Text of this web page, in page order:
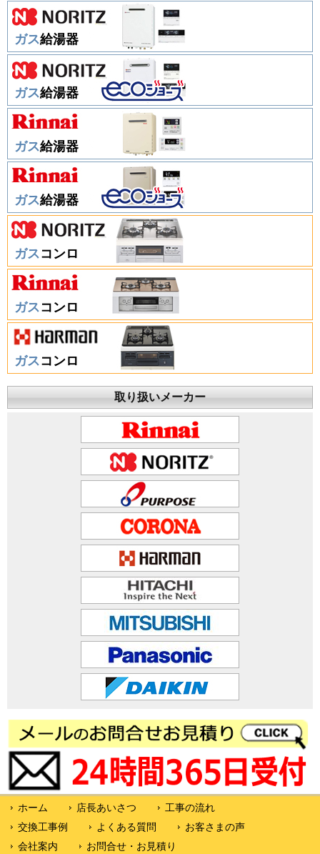
ガス給湯器
ガス給湯器
ガス給湯器
ガス給湯器
ガス コンロ
ガス コンロ
ガス コンロ
取り扱いメーカー
ホーム 店長あいさつ
工事の流れ
交換工事例
よくある質問
お客さまの声
会社案内
お問合せ・お見積り